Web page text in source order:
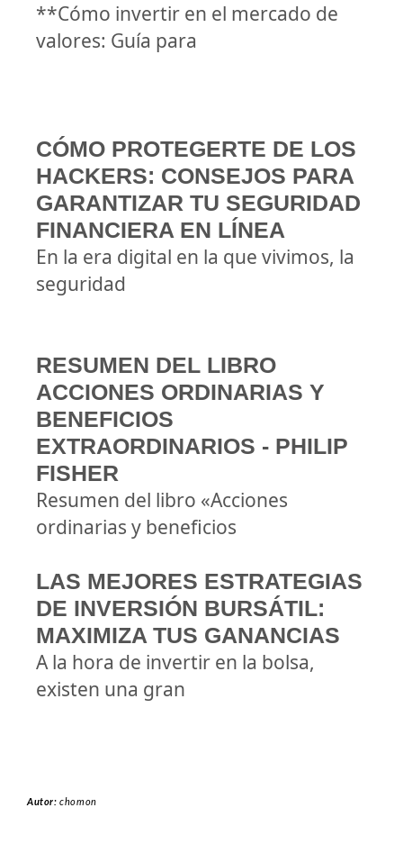
**Cómo invertir en el mercado de
valores: Guía para
CÓMO PROTEGERTE DE LOS
HACKERS: CONSEJOS PARA
GARANTIZAR TU SEGURIDAD
FINANCIERA EN LÍNEA
En la era digital en la que vivimos, la
seguridad
RESUMEN DEL LIBRO
ACCIONES ORDINARIAS Y
BENEFICIOS
EXTRAORDINARIOS - PHILIP
FISHER
Resumen del libro «Acciones
ordinarias y beneficios
LAS MEJORES ESTRATEGIAS
DE INVERSIÓN BURSÁTIL:
MAXIMIZA TUS GANANCIAS
A la hora de invertir en la bolsa,
existen una gran
Autor:chomon